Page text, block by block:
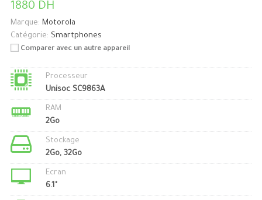
1880 DH
Marque: Motorola
Catégorie: Smartphones
Comparer avec un autre appareil
Processeur
Unisoc SC9863A
RAM
2Go
Stockage
2Go, 32Go
Ecran
6.1"